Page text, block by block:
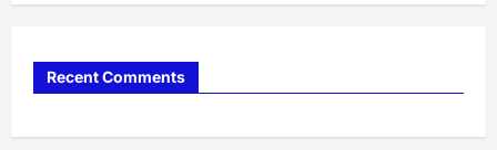
Recent Comments